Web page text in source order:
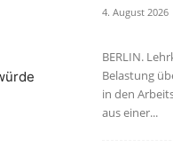
4. August 2026
BERLIN.
Belastung
in den
aus einer...